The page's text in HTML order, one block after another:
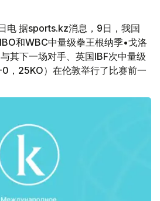
电 据sports.kz消息，9日，我国
和WBC中量级拳王根纳季•戈洛
其下一场对手、英国IBF次中量级
，25KO）在伦敦举行了比赛前一